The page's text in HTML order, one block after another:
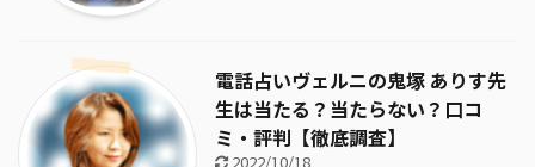
電話占いヴェルニの鬼塚 ありす先
生は当たる？当たらない？口コ
ミ・評判【徹底調査】
2022/10/18